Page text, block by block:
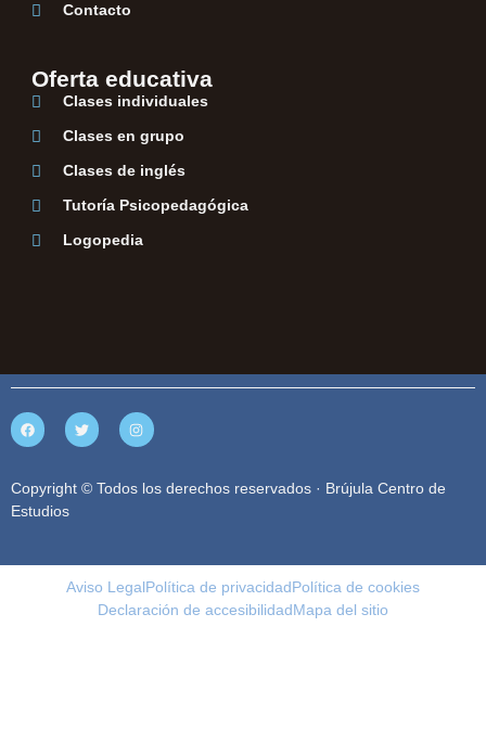
Contacto
Oferta educativa
Clases individuales
Clases en grupo
Clases de inglés
Tutoría Psicopedagógica
Logopedia
Copyright © Todos los derechos reservados · Brújula Centro de
Estudios
Aviso LegalPolítica de privacidadPolítica de cookies
Declaración de accesibilidadMapa del sitio